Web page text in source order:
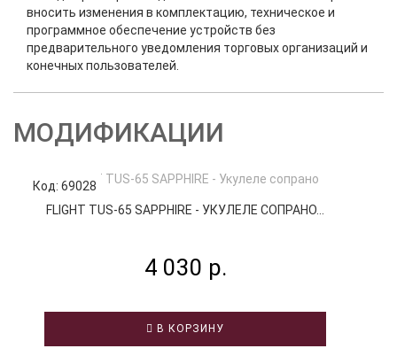
вносить изменения в комплектацию, техническое и
программное обеспечение устройств без
предварительного уведомления торговых организаций и
конечных пользователей.
МОДИФИКАЦИИ
Код: 69028
FLIGHT TUS-65 SAPPHIRE - УКУЛЕЛЕ СОПРАНО...
4 030 р.
В КОРЗИНУ